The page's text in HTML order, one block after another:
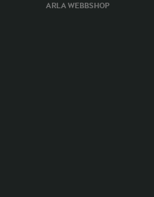
ARLA WEBBSHOP